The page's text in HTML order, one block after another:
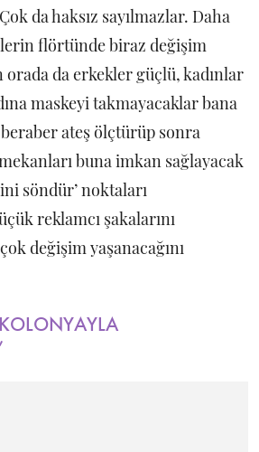
da haksız sayılmazlar. Daha
flörtünde biraz değişim
da erkekler güçlü, kadınlar
maskeyi takmayacaklar bana
ateş ölçtürüp sonra
buna imkan sağlayacak
söndür’ noktaları
reklamcı şakalarını
değişim yaşanacağını